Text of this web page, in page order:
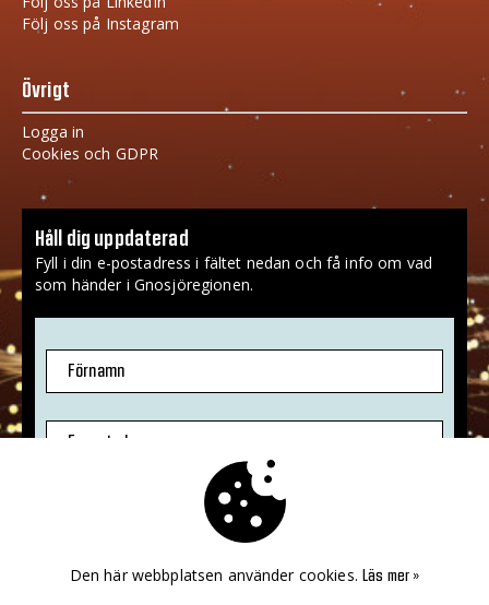
Följ oss på Instagram
Övrigt
Logga in
Cookies och GDPR
Håll dig uppdaterad
Fyll i din e-postadress i fältet nedan och få info om vad
som händer i Gnosjöregionen.
Förnamn
E-postadress
Jag godkänner att mina uppgifter sparas.
PRENUMERERA!
Den här webbplatsen använder cookies.Läs mer »